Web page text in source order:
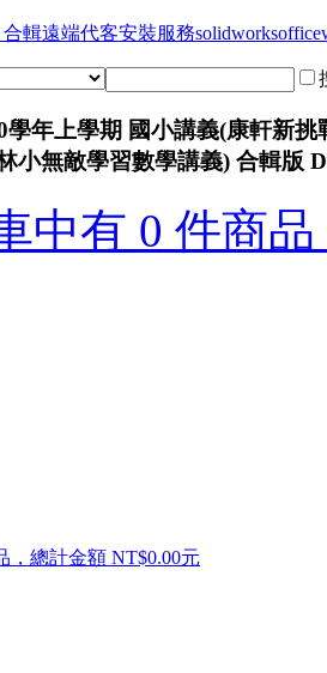
合輯遠端代客安裝服務solidworksoffice
學年上學期 國小講義(康軒新
小無敵學習數學講義) 合輯版
中有 0 件商
，總計金額 NT$0.00元